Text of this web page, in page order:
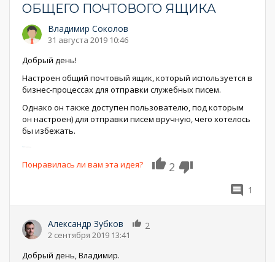
ОБЩЕГО ПОЧТОВОГО ЯЩИКА
Владимир Соколов
31 августа 2019 10:46
Добрый день!
Настроен общий почтовый ящик, который используется в
бизнес-процессах для отправки служебных писем.
Однако он также доступен пользователю, под которым
он настроен) для отправки писем вручную, чего хотелось
бы избежать.
Понравилась ли вам эта идея? 2
1
Александр Зубков
2 сентября 2019 13:41
2
Добрый день, Владимир.